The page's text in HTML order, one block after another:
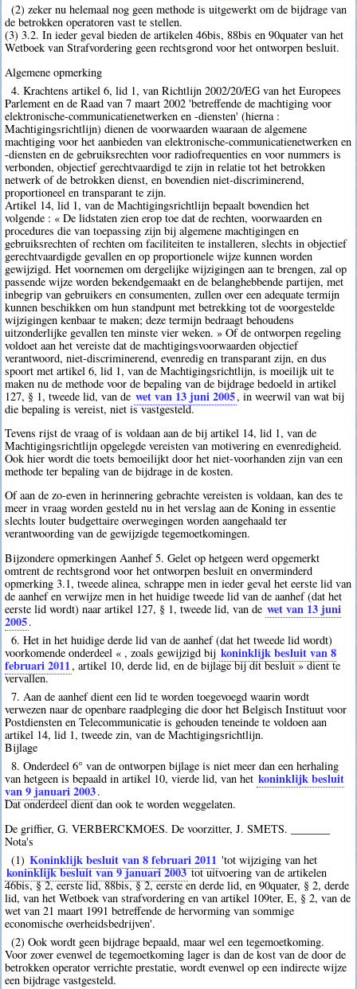
(2) zeker nu helemaal nog geen methode is uitgewerkt om de bijdrage van
de betrokken operatoren vast te stellen.
(3) 3.2. In ieder geval bieden de artikelen 46bis, 88bis en 90quater van het
Wetboek van Strafvordering geen rechtsgrond voor het ontworpen besluit.
Algemene opmerking
4. Krachtens artikel 6, lid 1, van Richtlijn 2002/20/EG van het Europees
Parlement en de Raad van 7 maart 2002 'betreffende de machtiging voor
elektronische-communicatienetwerken en -diensten' (hierna :
Machtigingsrichtlijn) dienen de voorwaarden waaraan de algemene
machtiging voor het aanbieden van elektronische-communicatienetwerken en
-diensten en de gebruiksrechten voor radiofrequenties en voor nummers is
verbonden, objectief gerechtvaardigd te zijn in relatie tot het betrokken
netwerk of de betrokken dienst, en bovendien niet-discriminerend,
proportioneel en transparant te zijn.
Artikel 14, lid 1, van de Machtigingsrichtlijn bepaalt bovendien het
volgende : « De lidstaten zien erop toe dat de rechten, voorwaarden en
procedures die van toepassing zijn bij algemene machtigingen en
gebruiksrechten of rechten om faciliteiten te installeren, slechts in objectief
gerechtvaardigde gevallen en op proportionele wijze kunnen worden
gewijzigd. Het voornemen om dergelijke wijzigingen aan te brengen, zal op
passende wijze worden bekendgemaakt en de belanghebbende partijen, met
inbegrip van gebruikers en consumenten, zullen over een adequate termijn
kunnen beschikken om hun standpunt met betrekking tot de voorgestelde
wijzigingen kenbaar te maken; deze termijn bedraagt behoudens
uitzonderlijke gevallen ten minste vier weken. » Of de ontworpen regeling
voldoet aan het vereiste dat de machtigingsvoorwaarden objectief
verantwoord, niet-discriminerend, evenredig en transparant zijn, en dus
spoort met artikel 6, lid 1, van de Machtigingsrichtlijn, is moeilijk uit te
maken nu de methode voor de bepaling van de bijdrage bedoeld in artikel
127, § 1, tweede lid, van de wet van 13 juni 2005, in weerwil van wat bij
die bepaling is vereist, niet is vastgesteld.
Tevens rijst de vraag of is voldaan aan de bij artikel 14, lid 1, van de
Machtigingsrichtlijn opgelegde vereisten van motivering en evenredigheid.
Ook hier wordt die toets bemoeilijkt door het niet-voorhanden zijn van een
methode ter bepaling van de bijdrage in de kosten.
Of aan de zo-even in herinnering gebrachte vereisten is voldaan, kan des te
meer in vraag worden gesteld nu in het verslag aan de Koning in essentie
slechts louter budgettaire overwegingen worden aangehaald ter
verantwoording van de gewijzigde tegemoetkomingen.
Bijzondere opmerkingen Aanhef 5. Gelet op hetgeen werd opgemerkt
omtrent de rechtsgrond voor het ontworpen besluit en onverminderd
opmerking 3.1, tweede alinea, schrappe men in ieder geval het eerste lid van
de aanhef en verwijze men in het huidige tweede lid van de aanhef (dat het
eerste lid wordt) naar artikel 127, § 1, tweede lid, van de wet van 13 juni
2005.
6. Het in het huidige derde lid van de aanhef (dat het tweede lid wordt)
voorkomende onderdeel « , zoals gewijzigd bij koninklijk besluit van 8
februari 2011, artikel 10, derde lid, en de bijlage bij dit besluit » dient te
vervallen.
7. Aan de aanhef dient een lid te worden toegevoegd waarin wordt
verwezen naar de openbare raadpleging die door het Belgisch Instituut voor
Postdiensten en Telecommunicatie is gehouden teneinde te voldoen aan
artikel 14, lid 1, tweede zin, van de Machtigingsrichtlijn.
Bijlage
8. Onderdeel 6° van de ontworpen bijlage is niet meer dan een herhaling
van hetgeen is bepaald in artikel 10, vierde lid, van het koninklijk besluit
van 9 januari 2003.
Dat onderdeel dient dan ook te worden weggelaten.
De griffier, G. VERBERCKMOES. De voorzitter, J. SMETS. _______
Nota's
(1) Koninklijk besluit van 8 februari 2011 'tot wijziging van het
koninklijk besluit van 9 januari 2003tot uitvoering van de artikelen
46bis, § 2, eerste lid, 88bis, § 2, eerste en derde lid, en 90quater, § 2, derde
lid, van het Wetboek van strafvordering en van artikel 109ter, E, § 2, van de
wet van 21 maart 1991 betreffende de hervorming van sommige
economische overheidsbedrijven'.
(2) Ook wordt geen bijdrage bepaald, maar wel een tegemoetkoming.
Voor zover evenwel de tegemoetkoming lager is dan de kost van de door de
betrokken operator verrichte prestatie, wordt evenwel op een indirecte wijze
een bijdrage vastgesteld.